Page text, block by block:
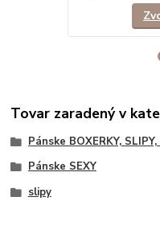
Tovar zaradený v
Pánske BOXERKY,
Pánske SEXY
slipy